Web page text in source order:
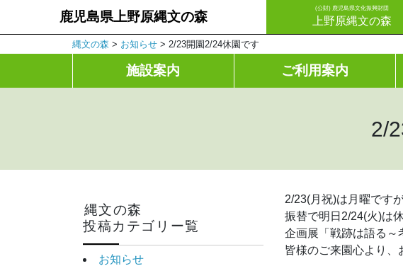
鹿児島県上野原縄文の森
(公財) 鹿児島県文化振興財団
上野原縄文の森
縄文の森 > お知らせ > 2/23開園2/24休園です
施設案内 ご利用案内
2/
縄文の森
投稿カテゴリー覧
お知らせ
2/23(月祝)は月曜です
振替で明日2/24(火)は
企画展「戦跡は語る～
皆様のご来園心より、